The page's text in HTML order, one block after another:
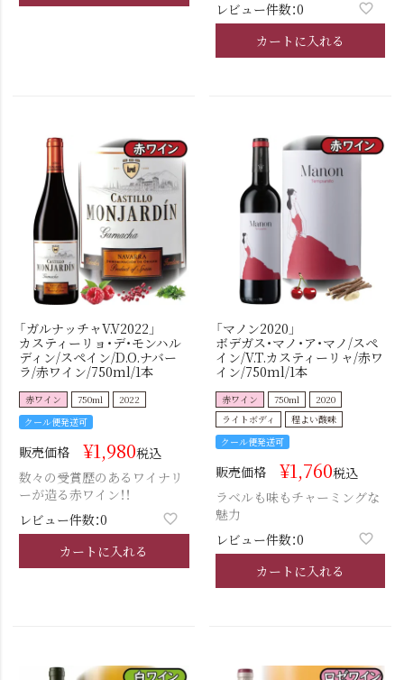
レビュー件数：0
カートに入れる
「ガルナッチャV.V2022」
カスティーリョ・デ・モンハル
ディン/スペイン/D.O.ナバー
ラ/赤ワイン/750ml/1本
赤ワイン 750ml
2022
クール便発送可
販売価格 ¥1,980税込
数々の受賞歴のあるワイナリ
ーが造る赤ワイン！！
レビュー件数：0
カートに入れる
「マノン2020」
ボデガス・マノ・ア・マノ/スペ
イン/V.T.カスティーリャ/赤ワ
イン/750ml/1本
赤ワイン 750ml
2020
ライトボディ
程よい酸味
クール便発送可
販売価格 ¥1,760税込
ラベルも味もチャーミングな
魅力
レビュー件数：0
カートに入れる